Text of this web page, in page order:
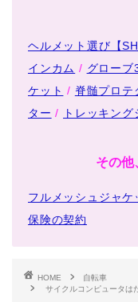
ヘルメット選び【
インカム / グローブ
ケット / 脊髄プロテ
ター / トレッキング
その他
フルメッシュジャケ
保険の契約
HOME
自転車
サイクルコンピュータは